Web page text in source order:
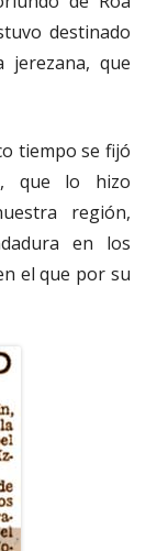
destinado
jerezana, que
tiempo se fijó
que lo hizo
región,
en los
el que por su